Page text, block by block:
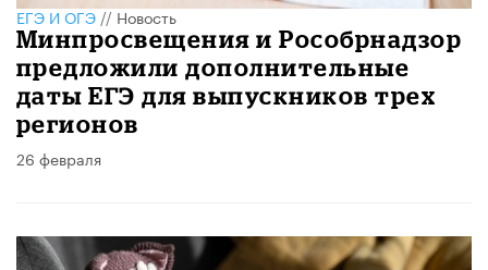
ЕГЭ И ОГЭ//Новость
Минпросвещения и Рособрнадзор
предложили дополнительные
даты ЕГЭ для выпускников трех
регионов
26 февраля